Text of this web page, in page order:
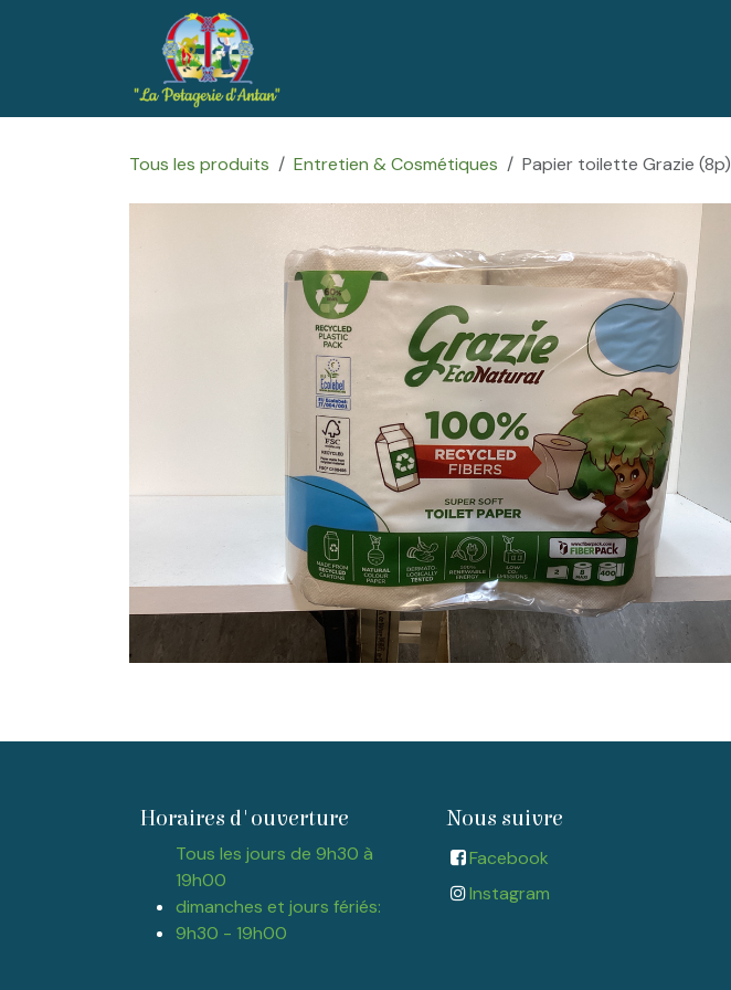
Tous les produits Entretien & Cosmétiques Papier toilette Grazie (8p)
Horaires d'ouverture
Tous les jours de 9h30 à
19h00
dimanches et jours fériés:
9h30 - 19h00
Nous suivre
Facebook
Instagram​